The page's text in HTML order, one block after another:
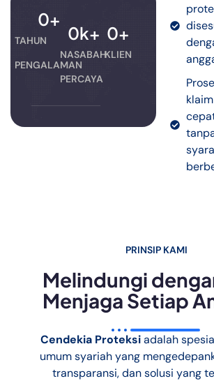
TAHUN
PENGALAMAN
0+
NASABAH
PERCAYA
0k+
KLIEN
0+
klaim
PRINSIP KAMI
Melindungi
Menjaga Setiap
Cendekia Proteksiadalah
umum syariah yang
transparansi, dan solusi yang